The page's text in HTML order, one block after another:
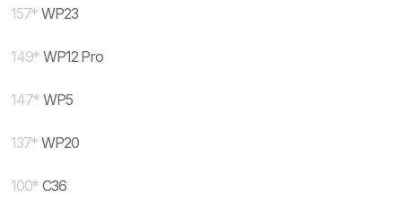
157* WP23
149* WP12 Pro
147* WP5
137* WP20
100* C36